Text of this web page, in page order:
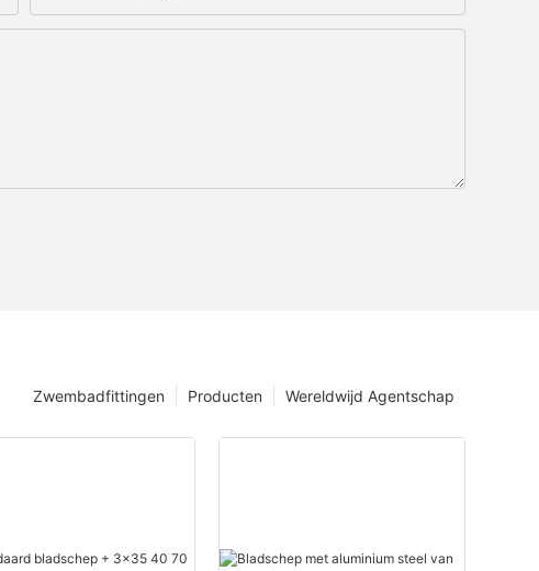
Wereldwijd Agentschap
Producten
Zwembadfittingen